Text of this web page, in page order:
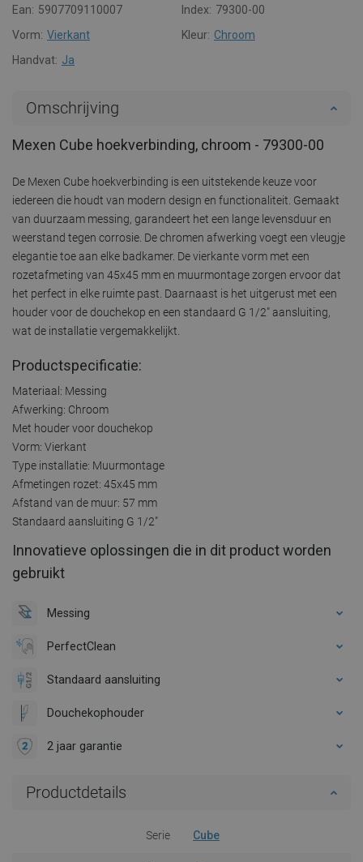
Ean: 5907709110007 Index: 79300-00
Vorm: Vierkant Kleur: Chroom
Handvat: Ja
Omschrijving
Mexen Cube hoekverbinding, chroom - 79300-00
De Mexen Cube hoekverbinding is een uitstekende keuze voor
iedereen die houdt van modern design en functionaliteit. Gemaakt
van duurzaam messing, garandeert het een lange levensduur en
weerstand tegen corrosie. De chromen afwerking voegt een vleugje
elegantie toe aan elke badkamer. De vierkante vorm met een
rozetafmeting van 45x45 mm en muurmontage zorgen ervoor dat
het perfect in elke ruimte past. Daarnaast is het uitgerust met een
houder voor de douchekop en een standaard G 1/2" aansluiting,
wat de installatie vergemakkelijkt.
Productspecificatie:
Materiaal: Messing
Afwerking: Chroom
Met houder voor douchekop
Vorm: Vierkant
Type installatie: Muurmontage
Afmetingen rozet: 45x45 mm
Afstand van de muur: 57 mm
Standaard aansluiting G 1/2"
Innovatieve oplossingen die in dit product worden
gebruikt
Messing
PerfectClean
Standaard aansluiting
Douchekophouder
2 jaar garantie
Productdetails
Serie Cube